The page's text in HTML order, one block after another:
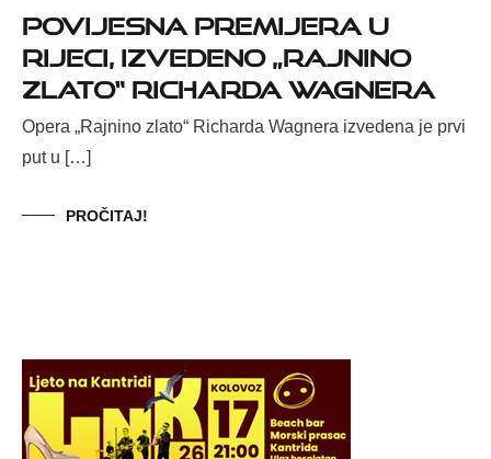
Povijesna premijera u
Rijeci, izvedeno „Rajnino
zlato“ Richarda Wagnera
Opera „Rajnino zlato“ Richarda Wagnera izvedena je prvi
put u […]
PROČITAJ!